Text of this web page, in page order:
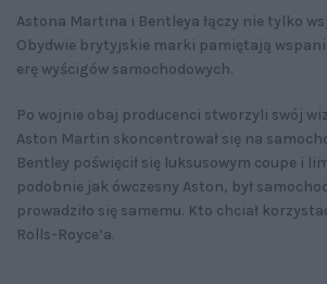
Astona Martina i Bentleya łączy nie tylko
Obydwie brytyjskie marki pamiętają
erę wyścigów samochodowych.
Po wojnie obaj producenci stworzyli swój
Aston Martin skoncentrował się na
Bentley poświęcił się luksusowym coupe i
podobnie jak ówczesny Aston, był
prowadziło się samemu. Kto chciał
Rolls-Royce’a.